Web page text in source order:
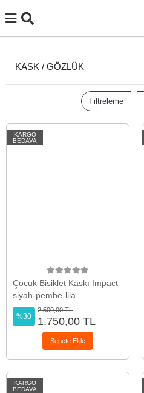
KASK / GÖZLÜK
Filtreleme
KARGO
BEDAVA
Çocuk Bisiklet Kaskı Impact
siyah-pembe-lila
%30
2.500,00 TL
1.750,00 TL
Sepete Ekle
KARGO
BEDAVA